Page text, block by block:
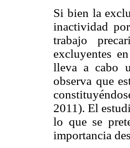
Si bien la
inactividad
trabajo
excluyentes
lleva a cabo
observa que
2011). El
lo que se
importancia